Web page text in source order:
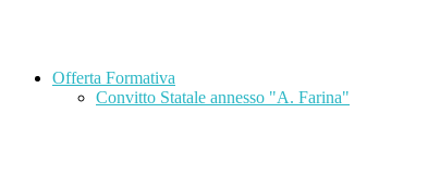
Offerta Formativa
Convitto Statale annesso "A. Farina"